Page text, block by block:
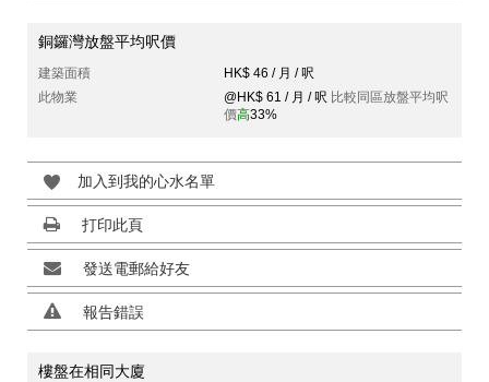
銅鑼灣放盤平均呎價
建築面積
HK$ 46 / 月 / 呎
此物業
@HK$ 61 / 月 / 呎 比較同區放盤平均呎
價高33%
加入到我的心水名單
打印此頁
發送電郵給好友
報告錯誤
樓盤在相同大廈